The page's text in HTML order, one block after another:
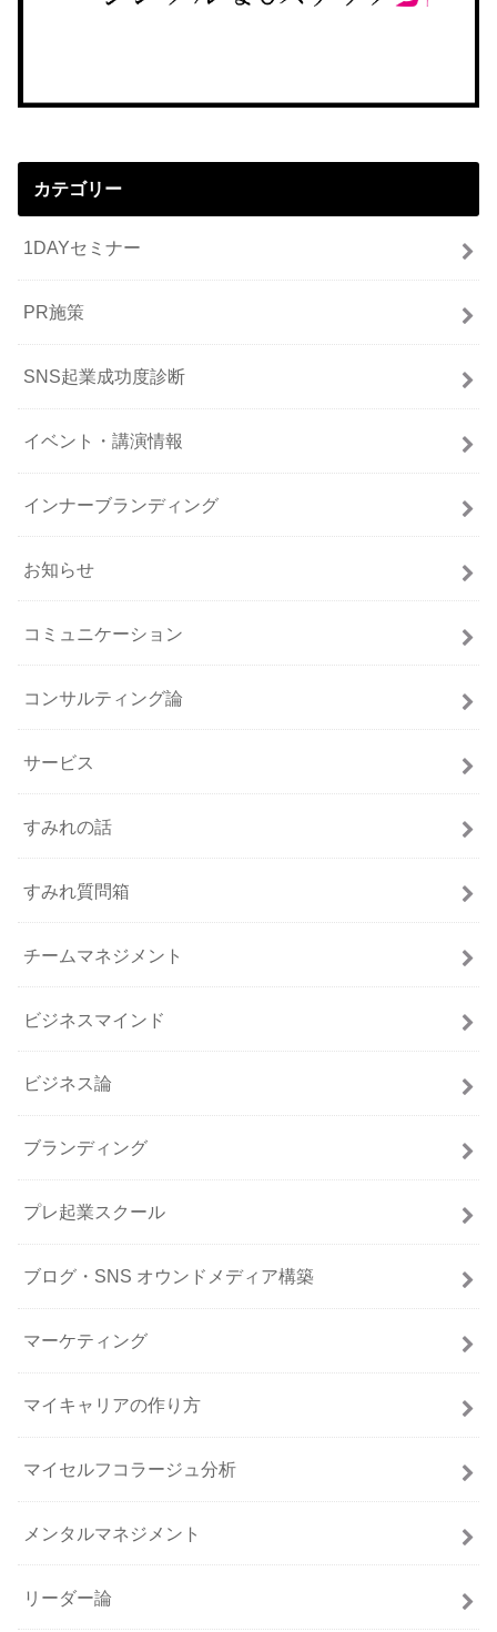
カテゴリー
1DAYセミナー
PR施策
SNS起業成功度診断
イベント・講演情報
インナーブランディング
お知らせ
コミュニケーション
コンサルティング論
サービス
すみれの話
すみれ質問箱
チームマネジメント
ビジネスマインド
ビジネス論
ブランディング
プレ起業スクール
ブログ・SNS オウンドメディア構築
マーケティング
マイキャリアの作り方
マイセルフコラージュ分析
メンタルマネジメント
リーダー論